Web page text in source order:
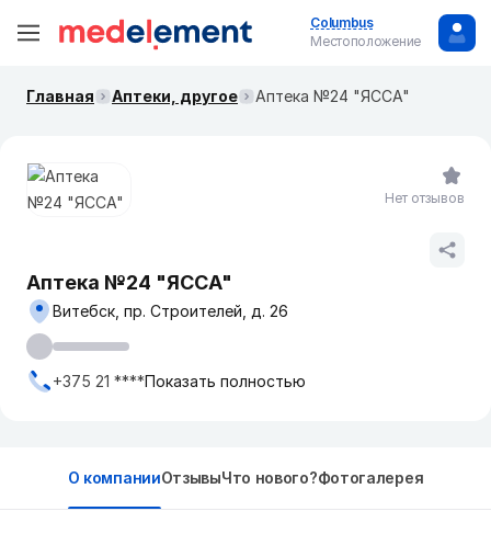
Columbus
Местоположение
Главная Аптеки, другое Аптека №24 "ЯССА"
Аптека №24 "ЯССА"
Витебск, пр. Строителей, д. 26
+375 21 ****Показать полностью
Нет отзывов
О компанииОтзывыЧто нового?Фотогалерея